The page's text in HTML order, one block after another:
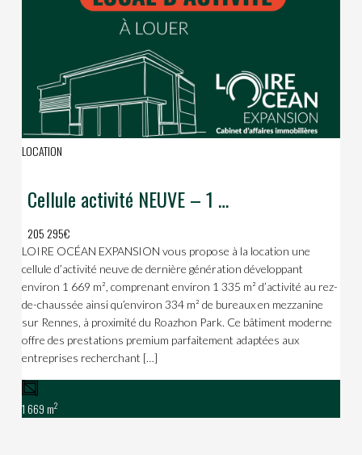
LOCATION
Cellule activité NEUVE – 1 669 m² – proche Roazhon Park
205 295€
LOIRE OCÉAN EXPANSION vous propose à la location une
cellule d’activité neuve de dernière génération développant
environ 1 669 m², comprenant environ 1 335 m² d’activité au rez-
de-chaussée ainsi qu’environ 334 m² de bureaux en mezzanine
sur Rennes, à proximité du Roazhon Park. Ce bâtiment moderne
offre des prestations premium parfaitement adaptées aux
entreprises recherchant […]
1 669 m2